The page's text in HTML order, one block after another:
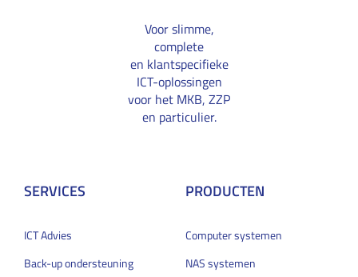
Voor slimme,
complete
en klantspecifieke
ICT-oplossingen
voor het MKB, ZZP
en particulier.
SERVICES
ICT Advies
Back-up ondersteuning
PRODUCTEN
Computer systemen
NAS systemen